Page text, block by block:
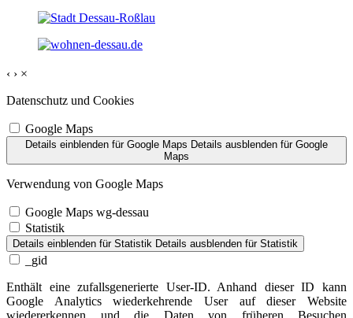
‹ › ×
Datenschutz und Cookies
Google Maps
Details einblenden für Google Maps Details ausblenden für Google
Maps
Verwendung von Google Maps
Google Maps wg-dessau
Statistik
Details einblenden für Statistik Details ausblenden für Statistik
_gid
Enthält eine zufallsgenerierte User-ID. Anhand dieser ID kann
Google Analytics wiederkehrende User auf dieser Website
wiedererkennen und die Daten von früheren Besuchen